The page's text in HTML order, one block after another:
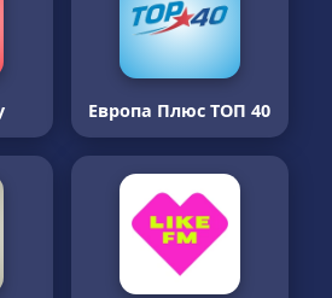
Европа Плюс ТОП 40